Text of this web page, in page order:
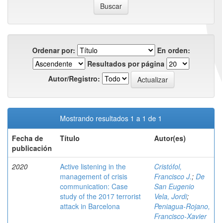
Ordenar por:
En orden:
Resultados por página
Autor/Registro:
Mostrando resultados 1 a 1 de 1
Fecha de
publicación
Título Autor(es)
2020
Active listening in the
management of crisis
communication: Case
study of the 2017 terrorist
attack in Barcelona
Cristófol,
Francisco J.; De
San Eugenio
Vela, Jordi;
Peniagua-Rojano,
Francisco-Xavier